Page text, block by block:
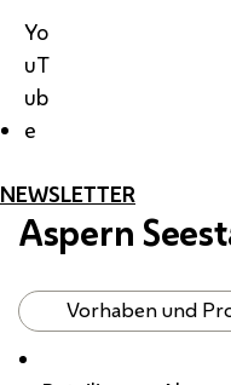
Yo
uT
ub
e
NEWSLETTER
Aspern
Vorhaben und